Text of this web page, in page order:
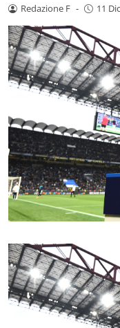
Redazione F - 11